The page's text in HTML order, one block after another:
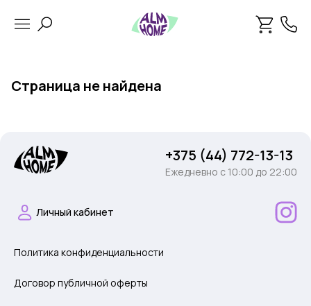
Страница не найдена
+375 (44) 772-13-13
Ежедневно c 10:00 до 22:00
Личный кабинет
Политика конфиденциальности
Договор публичной оферты